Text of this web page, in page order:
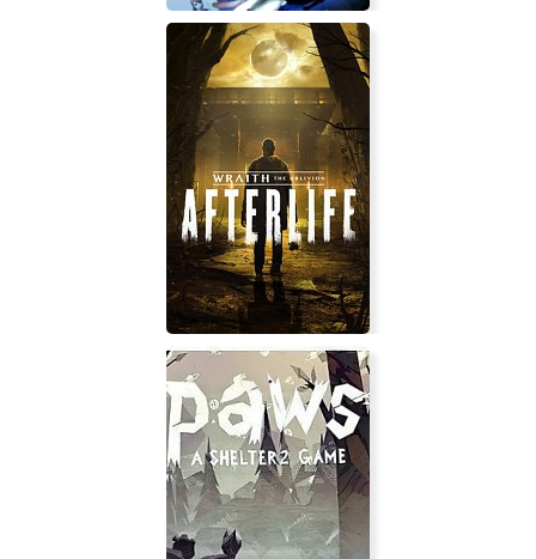
Persona 3 Portable
Wraith: The Oblivion - Afterlife